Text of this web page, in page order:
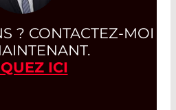
? CONTACTEZ-MOI
ICI